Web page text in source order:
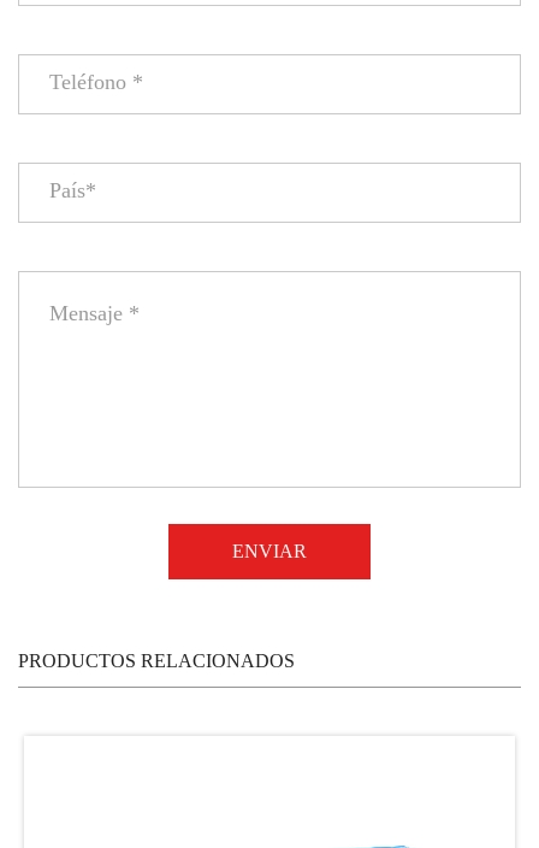
PRODUCTOS RELACIONADOS